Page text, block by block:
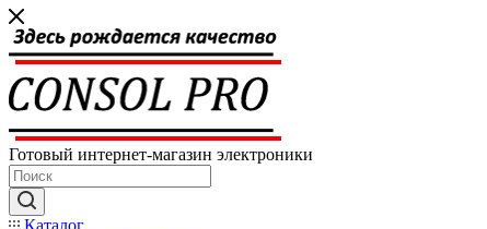
Готовый интернет-магазин электроники
Каталог